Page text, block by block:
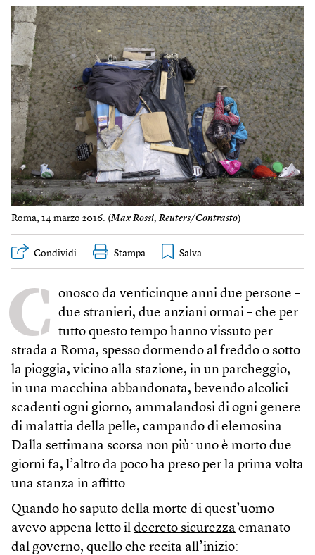
Roma, 14 marzo 2016. (Max Rossi, Reuters/Contrasto)
Condividi Stampa
C
onosco da venticinque anni due persone –
due stranieri, due anziani ormai – che per
tutto questo tempo hanno vissuto per
strada a Roma, spesso dormendo al freddo o sotto
la pioggia, vicino alla stazione, in un parcheggio,
in una macchina abbandonata, bevendo alcolici
scadenti ogni giorno, ammalandosi di ogni genere
di malattia della pelle, campando di elemosina.
Dalla settimana scorsa non più: uno è morto due
giorni fa, l’altro da poco ha preso per la prima volta
una stanza in affitto.
Quando ho saputo della morte di quest’uomo
avevo appena letto il decreto sicurezza emanato
dal governo, quello che recita all’inizio: